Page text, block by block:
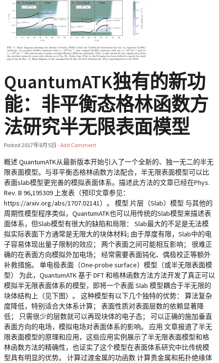
QuantumATK独有的新功
能：非平衡态格林函数方
法研究半无限表面模型
Posted 2017年8月5日 · Add Comment
概述 QuantumATK从最新版本开始引入了一个全新的、独一无二的半无
限表面模型。与非平衡态格林函数方法配合，半无限表面模型可以比
表面slab模型更完善的模拟表面体系。描述此方法的文章已经在Phys.
Rev. B 96,195309 上发表（预印文章参见：
https://arxiv.org/abs/1707.02141）。 模型 片层（Slab）模型 与其他的
周期性模型程序类似，QuantumATK也可以用传统的Slab模型来描述表
面体系，但Slab模型有很大的缺陷和局限： Slab最大的不足是无法模
拟实际表面下方通常是无限大的块体材料; 由于厚度有限，Slab中的电
子容易体现出量子限制的效应； 两个表面之间可能相互影响； 很难正
确的在表面方向模拟外加电场； 经常需要表面钝化、偶极校正等额外
补救措施。 单电极表面（One-probe surface）模型（或半无限表面模
型） 为此，QuantumATK 基于 DFT 和格林函数方法方法开发了真正可以
模拟半无限表面体系的模型，即将一个表面 Slab 模型耦合于半无限的
块体结构上（见下图）。 这种模型有以下几个独特的优势： 算法复杂
度降低，特别适合大体系计算； 表面性质对表面层数的依赖显著降
低； 只需很少的层数就可以再现块体的电子态； 可以正确的施加垂直
表面方向的电场，模拟电场对表面体系的影响。 应用 文章报道了半无
限表面模型的原理和应用，这些应用实例展示了半无限表面模型和格
林函数方法的精确性，也证实了这个模型在表面体系研究中比传统模
型具有明显的优势。 计算过渡金属的功函数 计算贵金属和拓扑绝缘体